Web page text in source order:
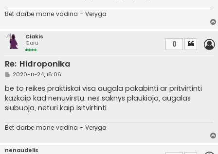
Bet darbe mane vadina - Veryga
Ciakis
Guru
Re: Hidroponika
0
S
a
n
d
a
r
i
n
2020-11-24, 16:06
be to reikes praktiskai visa augala pakabinti ar pritvirtinti
kazkaip kad nenuvirstu. nes saknys plaukioja, augalas
siubuoja, neturi kaip isitvirtinti
Bet darbe mane vadina - Veryga
nenaudelis